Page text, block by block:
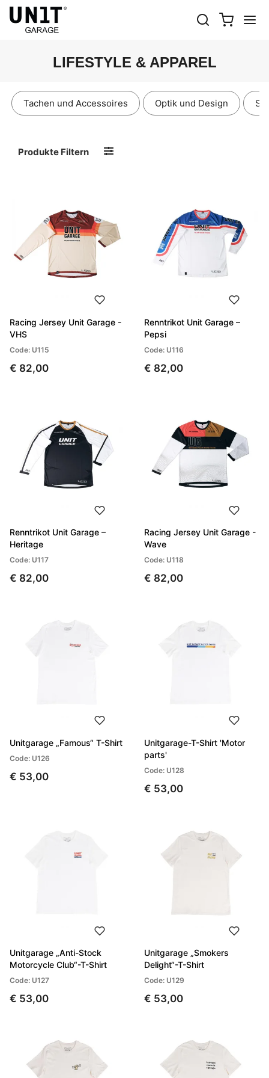
LIFESTYLE & APPAREL
Tachen und Accessoires Optik und Design
Produkte Filtern
Racing Jersey Unit Garage -
VHS
Code: U115
€ 82,00
Renntrikot Unit Garage –
Pepsi
Code: U116
€ 82,00
Renntrikot Unit Garage –
Heritage
Code: U117
€ 82,00
Racing Jersey Unit Garage -
Wave
Code: U118
€ 82,00
Unitgarage „Famous“ T-Shirt
Code: U126
€ 53,00
Unitgarage-T-Shirt 'Motor
parts'
Code: U128
€ 53,00
Unitgarage „Anti-Stock
Motorcycle Club“-T-Shirt
Code: U127
€ 53,00
Unitgarage „Smokers
Delight“-T-Shirt
Code: U129
€ 53,00